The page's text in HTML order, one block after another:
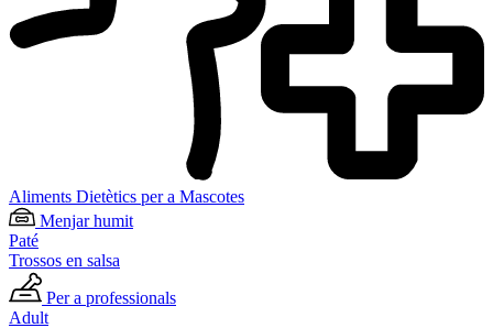
Aliments Dietètics per a Mascotes
Menjar humit
Paté
Trossos en salsa
Per a professionals
Adult